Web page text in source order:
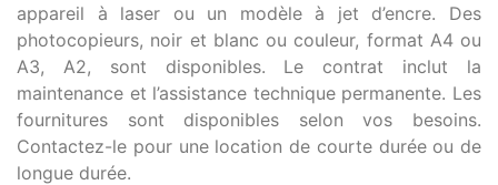
appareil à laser ou un modèle à jet d’encre. Des
photocopieurs, noir et blanc ou couleur, format A4 ou
A3, A2, sont disponibles. Le contrat inclut la
maintenance et l’assistance technique permanente. Les
fournitures sont disponibles selon vos besoins.
Contactez-le pour une location de courte durée ou de
longue durée.